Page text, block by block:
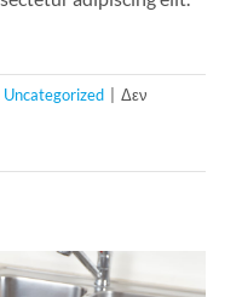
Uncategorized
Δεν